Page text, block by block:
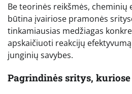
Be teorinės reikšmės, cheminių
būtina įvairiose pramonės
tinkamiausias medžiagas
apskaičiuoti reakcijų
junginių savybes.
Pagrindinės sritys,